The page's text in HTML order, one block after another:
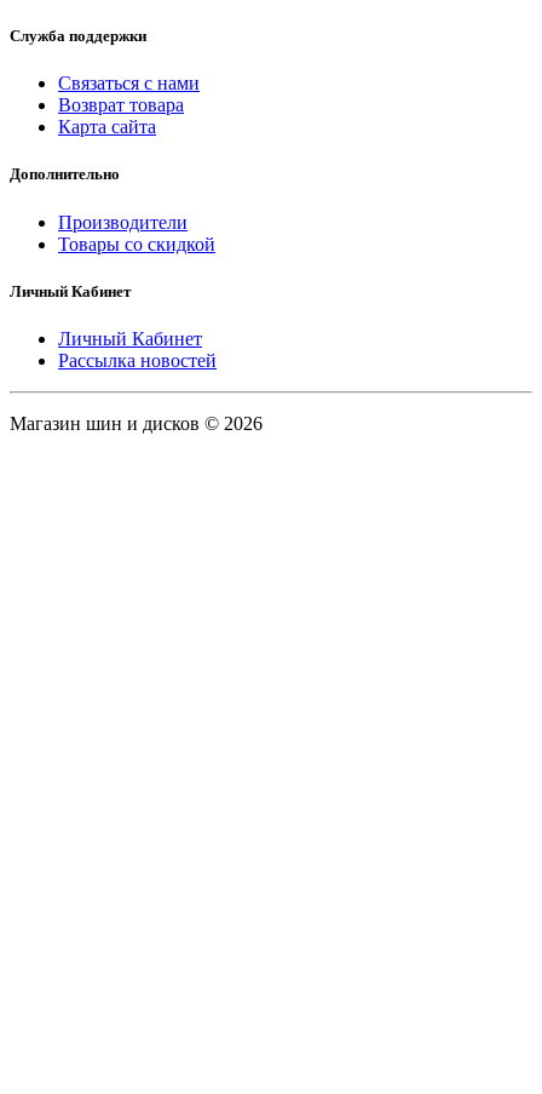
Служба поддержки
Связаться с нами
Возврат товара
Карта сайта
Дополнительно
Производители
Товары со скидкой
Личный Кабинет
Личный Кабинет
Рассылка новостей
Магазин шин и дисков © 2026